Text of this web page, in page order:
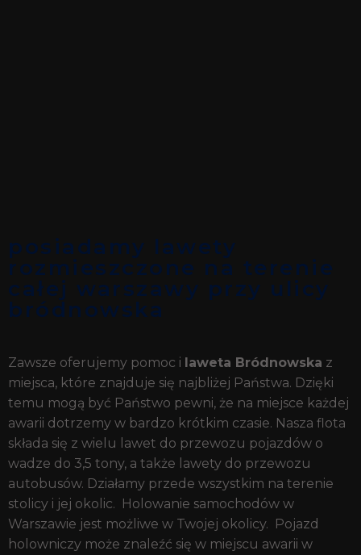
posiadamy lawety
rozmieszczone na terenie
całej warszawy przy ulicy
bródnowska
Zawsze oferujemy pomoc i laweta Bródnowska z
miejsca, które znajduje się najbliżej Państwa. Dzięki
temu mogą być Państwo pewni, że na miejsce każdej
awarii dotrzemy w bardzo krótkim czasie. Nasza flota
składa się z wielu lawet do przewozu pojazdów o
wadze do 3,5 tony, a także lawety do przewozu
autobusów. Działamy przede wszystkim na terenie
stolicy i jej okolic. Holowanie samochodów w
Warszawie jest możliwe w Twojej okolicy. Pojazd
holowniczy może znaleźć się w miejscu awarii w